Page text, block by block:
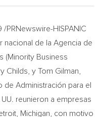
/PRNewswire-HISPANIC
nacional de la Agencia de
(Minority Business
Childs , y Tom Gilman
de Administración para el
reunieron a empresas
Michigan , con motivo